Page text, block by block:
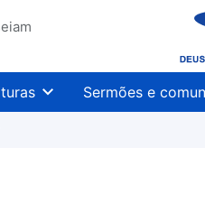
Sermões e